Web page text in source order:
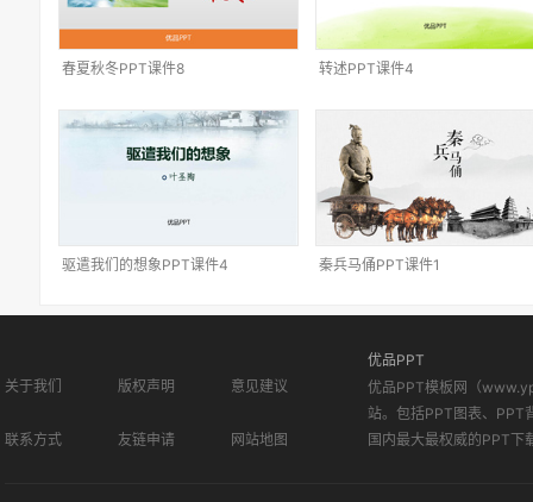
春夏秋冬PPT课件8 转述PPT课件4
驱遣我们的想象PPT课件4 秦兵马俑PPT课件1
关于我们 版权声明 意见建议
联系方式 友链申请 网站地图
优品PPT
优品PPT模板网（
站。包括PPT图表、PPT
国内最大最权威的PPT下